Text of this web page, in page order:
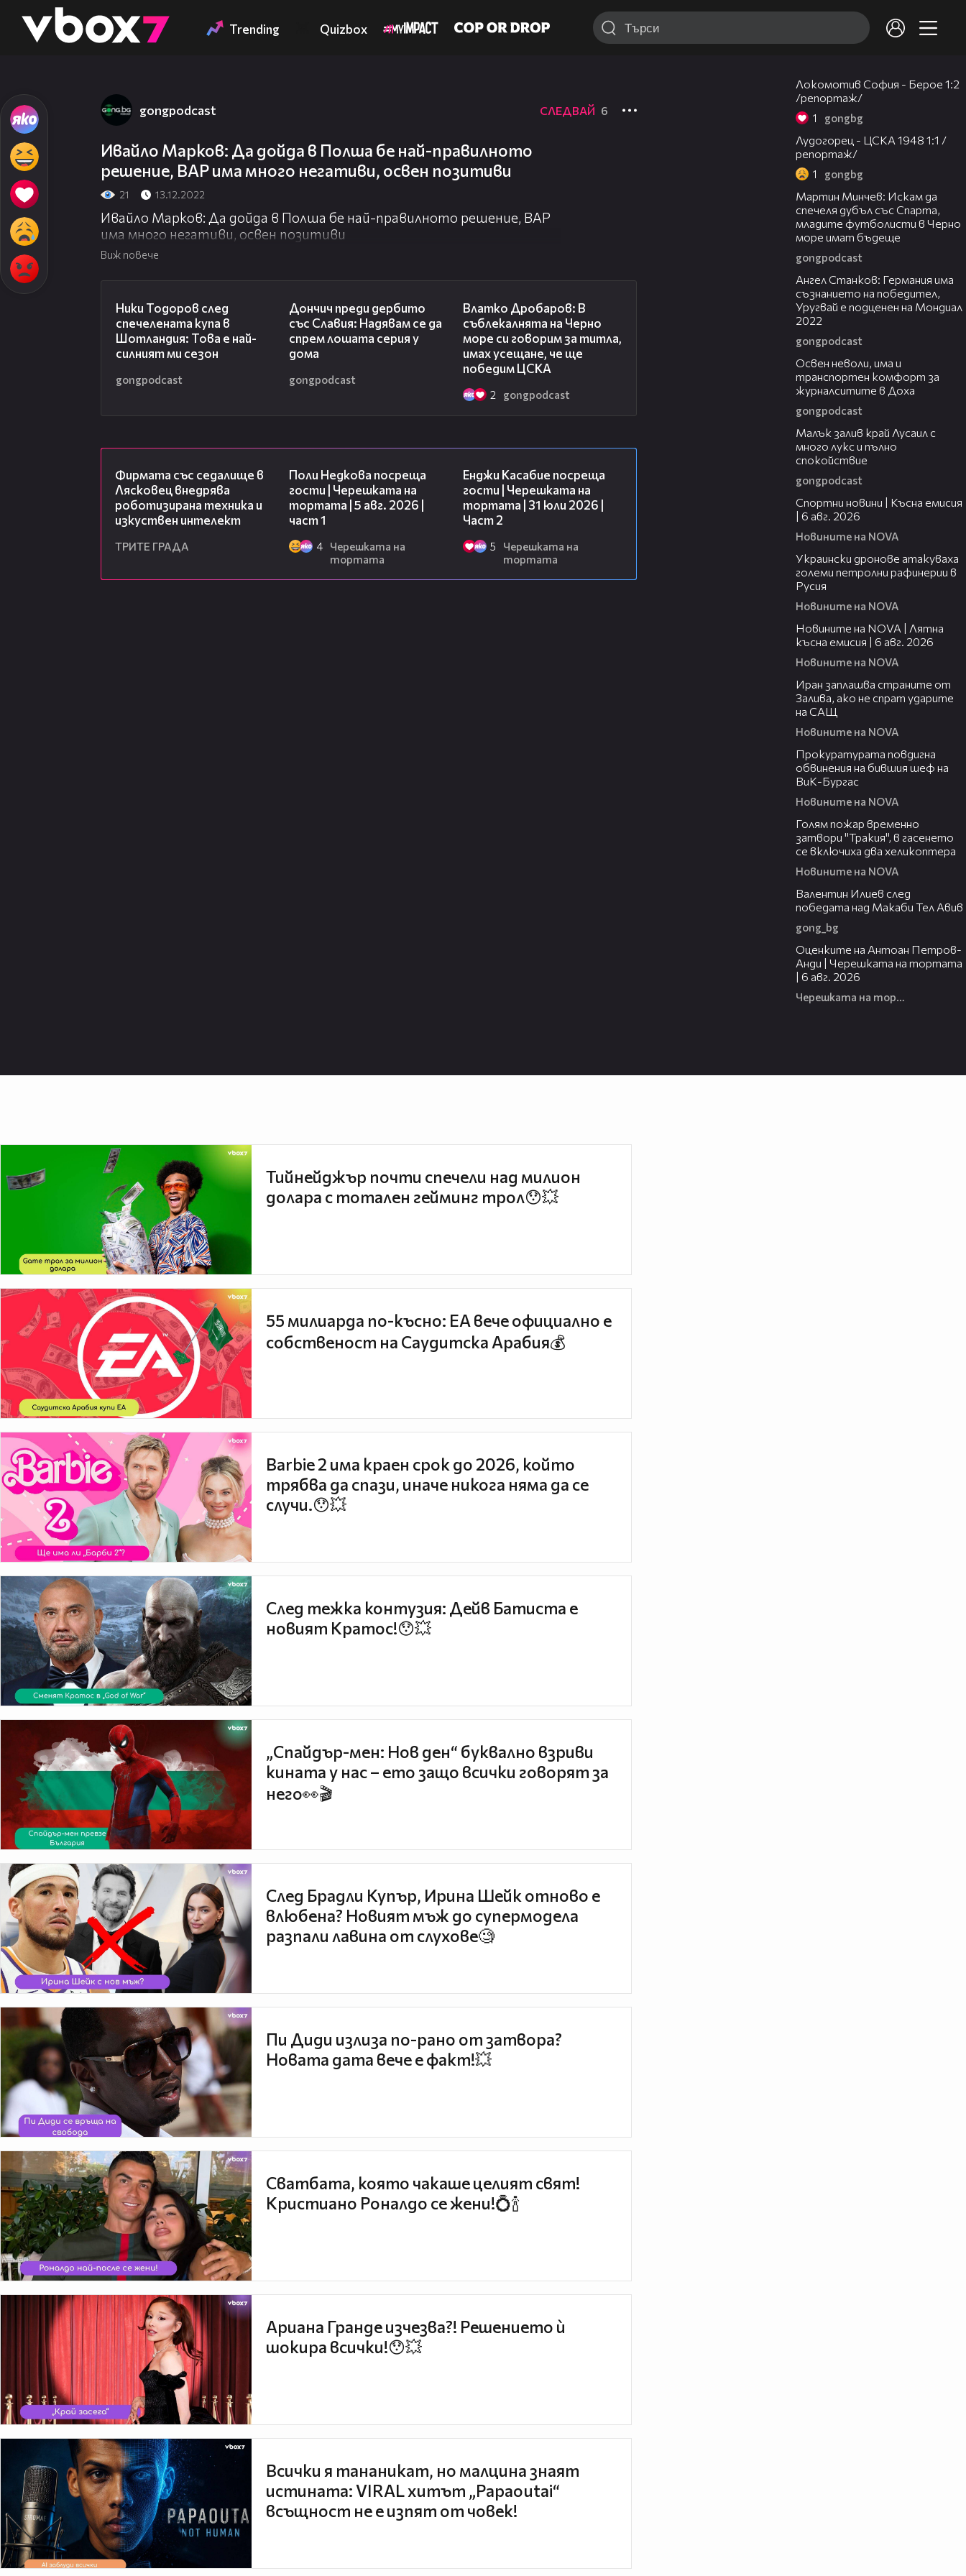
👾 Trending Quizbox
gongpodcast СЛЕДВАЙ 6
Ивайло Марков: Да дойда в Полша бе най-правилното
решение, ВАР има много негативи, освен позитиви
21 13.12.2022
Ивайло Марков: Да дойда в Полша бе най-правилното решение, ВАР
има много негативи, освен позитиви
Виж повече
Ники Тодоров след
спечелената купа в
Шотландия: Това е най-
силният ми сезон
gongpodcast
Дончич преди дербито
със Славия: Надявам се да
спрем лошата серия у
дома
gongpodcast
Влатко Дробаров: В
съблекалнята на Черно
море си говорим за титла,
имах усещане, че ще
победим ЦСКА
2 gongpodcast
Фирмата със седалище в
Лясковец внедрява
роботизирана техника и
изкуствен интелект
ТРИТЕ ГРАДА
Поли Недкова посреща
гости | Черешката на
тортата | 5 авг. 2026 |
част 1
4
Черешката на
тортата
Енджи Касабие посреща
гости | Черешката на
тортата | 31 юли 2026 |
Част 2
5
Черешката на
тортата
Локомотив София - Берое 1:2
/репортаж/
1 gongbg
Лудогорец - ЦСКА 1948 1:1 /
репортаж/
1 gongbg
Мартин Минчев: Искам да
спечеля дубъл със Спарта,
младите футболисти в Черно
море имат бъдеще
gongpodcast
Ангел Станков: Германия има
съзнанието на победител,
Уругвай е подценен на Мондиал
2022
gongpodcast
Освен неволи, има и
транспортен комфорт за
журналситите в Доха
gongpodcast
Малък залив край Лусаил с
много лукс и пълно
спокойствие
gongpodcast
Спортни новини | Късна емисия
| 6 авг. 2026
Новините на NOVA
Украински дронове атакуваха
големи петролни рафинерии в
Русия
Новините на NOVA
Новините на NOVA | Лятна
късна емисия | 6 авг. 2026
Новините на NOVA
Иран заплашва страните от
Залива, ако не спрат ударите
на САЩ
Новините на NOVA
Прокуратурата повдигна
обвинения на бившия шеф на
ВиК-Бургас
Новините на NOVA
Голям пожар временно
затвори "Тракия", в гасенето
се включиха два хеликоптера
Новините на NOVA
Валентин Илиев след
победата над Макаби Тел Авив
gong_bg
Оценките на Антоан Петров-
Анди | Черешката на тортата
| 6 авг. 2026
Черешката на тортата
Тийнейджър почти спечели над милион
долара с тотален гейминг трол😯💥
55 милиарда по-късно: EA вече официално е
собственост на Саудитска Арабия💰
Barbie 2 има краен срок до 2026, който
трябва да спази, иначе никога няма да се
случи.😯💥
След тежка контузия: Дейв Батиста е
новият Кратос!😯💥
„Спайдър-мен: Нов ден“ буквално взриви
кината у нас – ето защо всички говорят за
него👀🎬
След Брадли Купър, Ирина Шейк отново е
влюбена? Новият мъж до супермодела
разпали лавина от слухове🧐
Пи Диди излиза по-рано от затвора?
Новата дата вече е факт!💥
Сватбата, която чакаше целият свят!
Кристиано Роналдо се жени!💍🍾
Ариана Гранде изчезва?! Решението ѝ
шокира всички!😯💥
Всички я тананикат, но малцина знаят
истината: VIRAL хитът „Papaoutai“
всъщност не е изпят от човек!